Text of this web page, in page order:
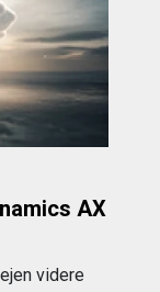
AX
videre